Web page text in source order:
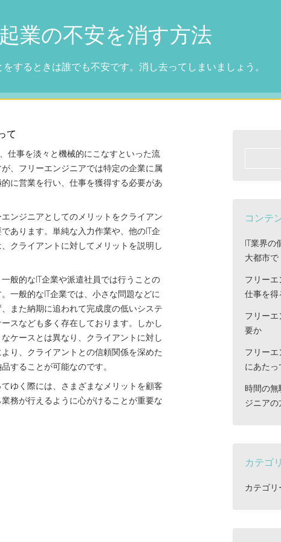
起業の不安を消す方法
するときは誰でも不安です。消し去ってしまいましょう。
て
仕事を淡々と機械的にこなすといった流
、フリーエンジニアでは特定の企業に属
に営業を行い、仕事を獲得する必要があ
ンジニアとしてのメリットをクライアン
あります。単純な入力作業や、他のIT企
クライアントに対してメリットを説明し
般的なIT企業や派遣社員では行うことの
一般的なIT企業では、小さな問題などに
また納期に追われて完成度の低いシステ
スなども多く存在しております。しかし
ケースとは異なり、クライアントに対し
り、クライアントとの信頼関係を深めた
することが可能なのです。
ゆく際には、さまざまなメリットを顧客
務が行えるように心がけることが重要な
コンテ
IT業界の
大都市で
フリー
仕事を得
フリー
要か
フリー
にあたっ
時間の無
ジニアの
カテゴ
カテゴリ